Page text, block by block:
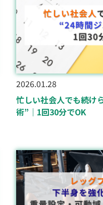
2026.01.28
忙しい社会人でも続け
術”｜1回30分でOK